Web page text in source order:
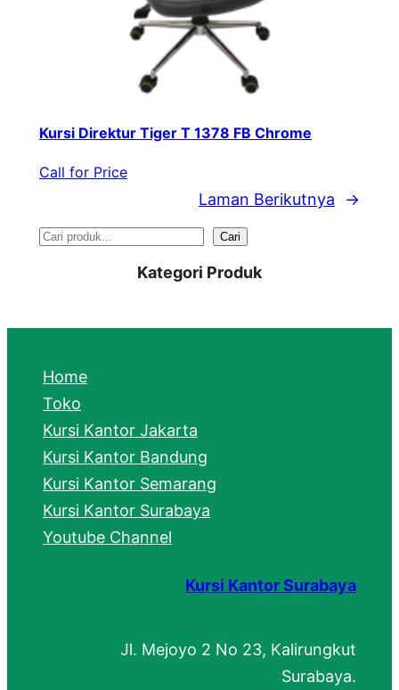
Kursi Direktur Tiger T 1378 FB Chrome
Call for Price
Laman Berikutnya →
S
r
h
Cari
Kategori Produk
Home
Toko
Kursi Kantor Jakarta
Kursi Kantor Bandung
Kursi Kantor Semarang
Kursi Kantor Surabaya
Youtube Channel
Kursi Kantor Surabaya
Jl. Mejoyo 2 No 23, Kalirungkut
Surabaya.